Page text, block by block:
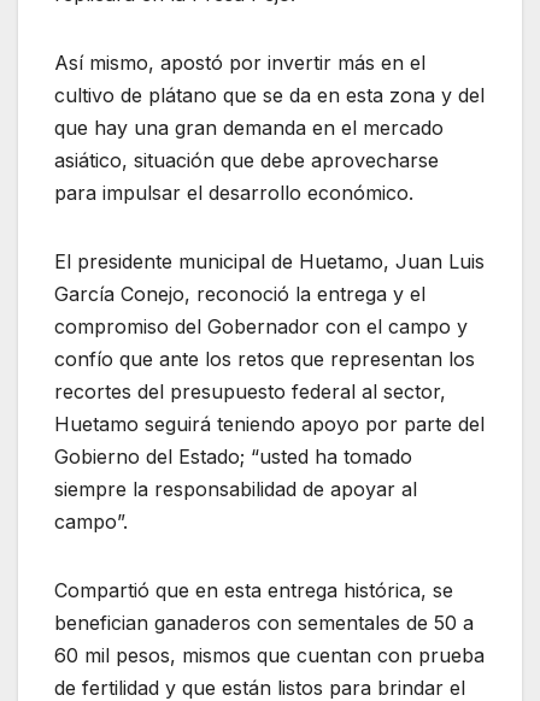
Así mismo, apostó por invertir más en el
cultivo de plátano que se da en esta zona y del
que hay una gran demanda en el mercado
asiático, situación que debe aprovecharse
para impulsar el desarrollo económico.
El presidente municipal de Huetamo, Juan Luis
García Conejo, reconoció la entrega y el
compromiso del Gobernador con el campo y
confío que ante los retos que representan los
recortes del presupuesto federal al sector,
Huetamo seguirá teniendo apoyo por parte del
Gobierno del Estado; “usted ha tomado
siempre la responsabilidad de apoyar al
campo”.
Compartió que en esta entrega histórica, se
benefician ganaderos con sementales de 50 a
60 mil pesos, mismos que cuentan con prueba
de fertilidad y que están listos para brindar el